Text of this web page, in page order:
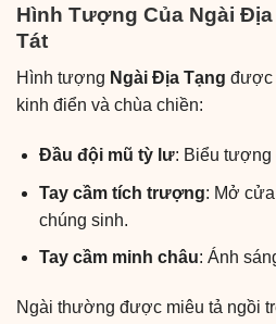
Hình Tượng Của Ngài
Tát
Hình tượng Ngài Địa Tạng được
kinh điển và chùa chiền:
Đầu đội mũ tỳ lư: Biểu tượng
Tay cầm tích trượng: Mở
chúng sinh.
Tay cầm minh châu: Ánh
Ngài thường được miêu tả ngồi